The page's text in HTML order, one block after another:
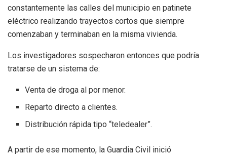
constantemente las calles del municipio en patinete
eléctrico realizando trayectos cortos que siempre
comenzaban y terminaban en la misma vivienda.
Los investigadores sospecharon entonces que podría
tratarse de un sistema de:
Venta de droga al por menor.
Reparto directo a clientes.
Distribución rápida tipo “teledealer”.
A partir de ese momento, la Guardia Civil inició